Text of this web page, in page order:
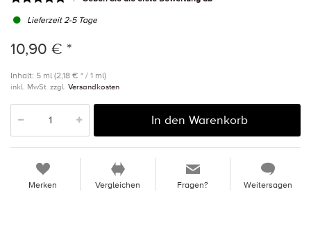
Lieferzeit 2-5 Tage
10,90 € *
Inhalt: 5 ml (2,18 € * / 1 ml)
inkl. MwSt. zzgl. Versandkosten
In den Warenkorb
Merken Vergleichen Fragen? Weitersagen